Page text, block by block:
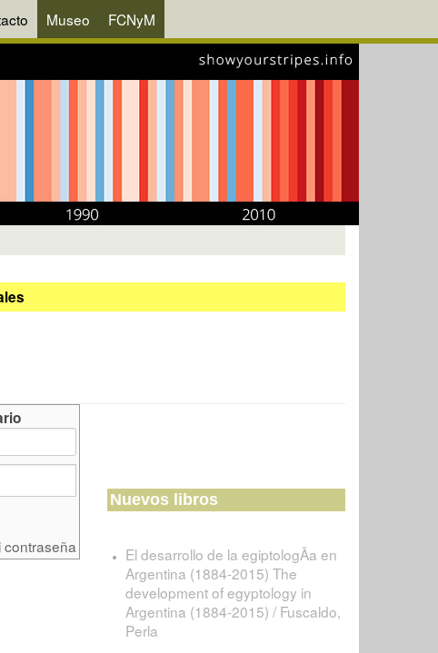
Museo FCNyM
contraseña
Nuevos libros
El desarrollo de la egiptologÃ­a en
Argentina (1884-2015) The
development of egyptology in
Argentina (1884-2015) / Fuscaldo,
Perla